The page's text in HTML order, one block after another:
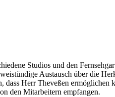
Studios und den
Austausch über die
dass Herr Theveßen
den Mitarbeitern empfangen.